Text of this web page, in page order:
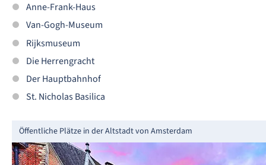
Anne-Frank-Haus
Van-Gogh-Museum
Rijksmuseum
Die Herrengracht
Der Hauptbahnhof
St. Nicholas Basilica
Öffentliche Plätze in der Altstadt von Amsterdam